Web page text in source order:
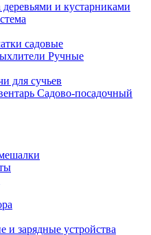
и кустарниками
садовые
Ручные
для сучьев
Садово-посадочный